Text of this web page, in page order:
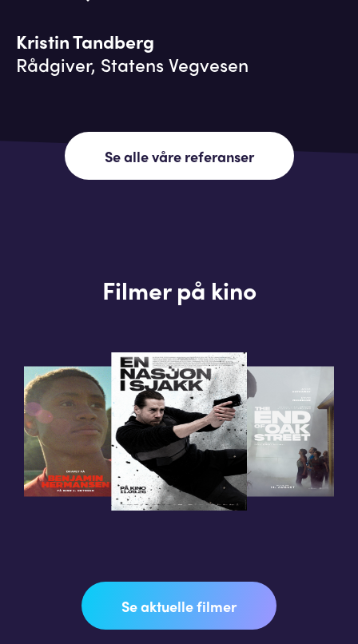
Kristin Tandberg
Rådgiver, Statens Vegvesen
Se alle våre referanser
Filmer på kino
Se aktuelle filmer